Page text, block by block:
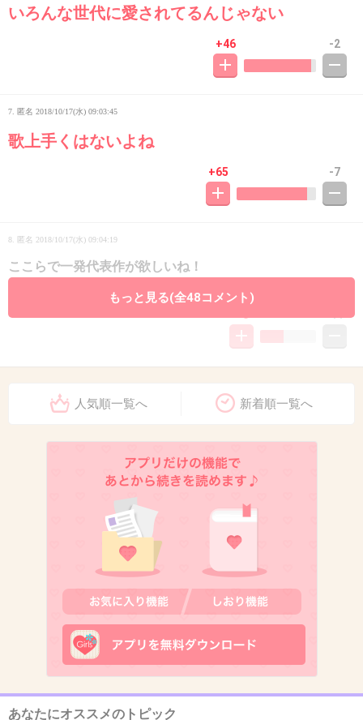
いろんな世代に愛されてるんじゃない
+46 -2
7. 匿名 2018/10/17(水) 09:03:45
歌上手くはないよね
+65 -7
8. 匿名 2018/10/17(水) 09:04:19
ここらで一発代表作が欲しいね！
+8 -11
20代だけどよく聞くよ。
真珠のピアスとか、時をかける少女とか大好
+26
記念ライブ素晴らしかったです！
+9
11. 匿名 2018/10/17(水) 09:05:51
もっと見る(全48コメント)
人気順一覧へ 新着順一覧へ
あなたにオススメのトピック